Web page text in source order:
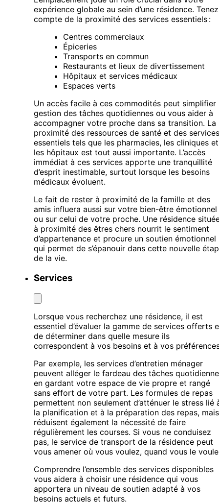
expérience globale au sein d’une résidence. Tenez
compte de la proximité des services essentiels :
Centres commerciaux
Épiceries
Transports en commun
Restaurants et lieux de divertissement
Hôpitaux et services médicaux
Espaces verts
Un accès facile à ces commodités peut simplifier
gestion des tâches quotidiennes ou vous aider à
accompagner votre proche dans sa transition. La
proximité des ressources de santé et des services
essentiels tels que les pharmacies, les cliniques et
les hôpitaux est tout aussi importante. L’accès
immédiat à ces services apporte une tranquillité
d’esprit inestimable, surtout lorsque les besoins
médicaux évoluent.
Le fait de rester à proximité de la famille et des
amis influera aussi sur votre bien-être émotionnel
ou sur celui de votre proche. Une résidence
à proximité des êtres chers nourrit le sentiment
d’appartenance et procure un soutien émotionnel
qui permet de s’épanouir dans cette nouvelle
de la vie.
Services
Lorsque vous recherchez une résidence, il est
essentiel d’évaluer la gamme de services offerts
de déterminer dans quelle mesure ils
correspondent à vos besoins et à vos
Par exemple, les services d’entretien ménager
peuvent alléger le fardeau des tâches
en gardant votre espace de vie propre et rangé
sans effort de votre part. Les formules de repas
permettent non seulement d’atténuer le stress lié
la planification et à la préparation des repas, mais
réduisent également la nécessité de faire
régulièrement les courses. Si vous ne conduisez
pas, le service de transport de la résidence peut
vous amener où vous voulez, quand vous le
Comprendre l’ensemble des services disponibles
vous aidera à choisir une résidence qui vous
apportera un niveau de soutien adapté à vos
besoins actuels et futurs.